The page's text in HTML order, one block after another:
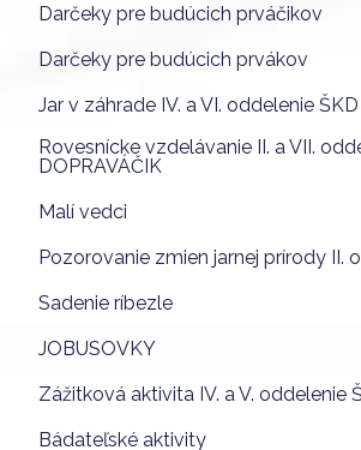
Darčeky pre budúcich prváčikov
Darčeky pre budúcich prvákov
Jar v záhrade IV. a VI. oddelenie ŠKD
Rovesnícke vzdelávanie II. a VII.
DOPRAVÁČIK
Malí vedci
Pozorovanie zmien jarnej prírody II.
Sadenie ríbezle
JOBUSOVKY
Zážitková aktivita IV. a V. oddelenie
Bádateľské aktivity